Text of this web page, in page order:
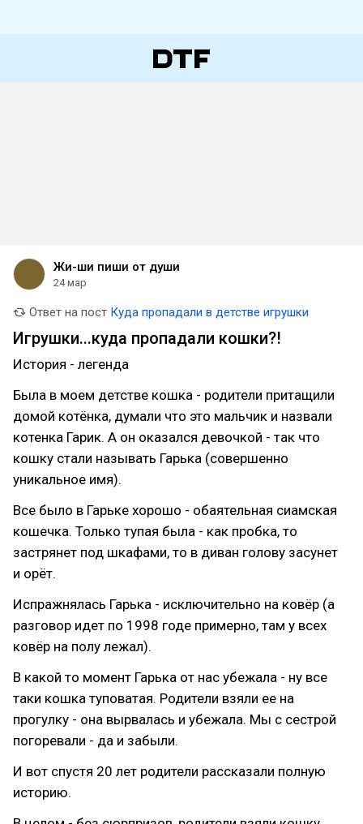
Жи-ши пиши от души
24 мар
Ответ на пост Куда пропадали в детстве игрушки
Игрушки...куда пропадали кошки?!
История - легенда
Была в моем детстве кошка - родители притащили
домой котёнка, думали что это мальчик и назвали
котенка Гарик. А он оказался девочкой - так что
кошку стали называть Гарька (совершенно
уникальное имя).
Все было в Гарьке хорошо - обаятельная сиамская
кошечка. Только тупая была - как пробка, то
застрянет под шкафами, то в диван голову засунет
и орёт.
Испражнялась Гарька - исключительно на ковёр (а
разговор идет по 1998 годе примерно, там у всех
ковёр на полу лежал).
В какой то момент Гарька от нас убежала - ну все
таки кошка туповатая. Родители взяли ее на
прогулку - она вырвалась и убежала. Мы с сестрой
погоревали - да и забыли.
И вот спустя 20 лет родители рассказали полную
историю.